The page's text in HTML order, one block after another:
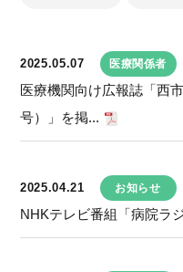
2025.05.07 医療関係者
医療機関向け広報誌「西
号）」を掲...
2025.04.21 お知らせ
NHKテレビ番組「病院ラ